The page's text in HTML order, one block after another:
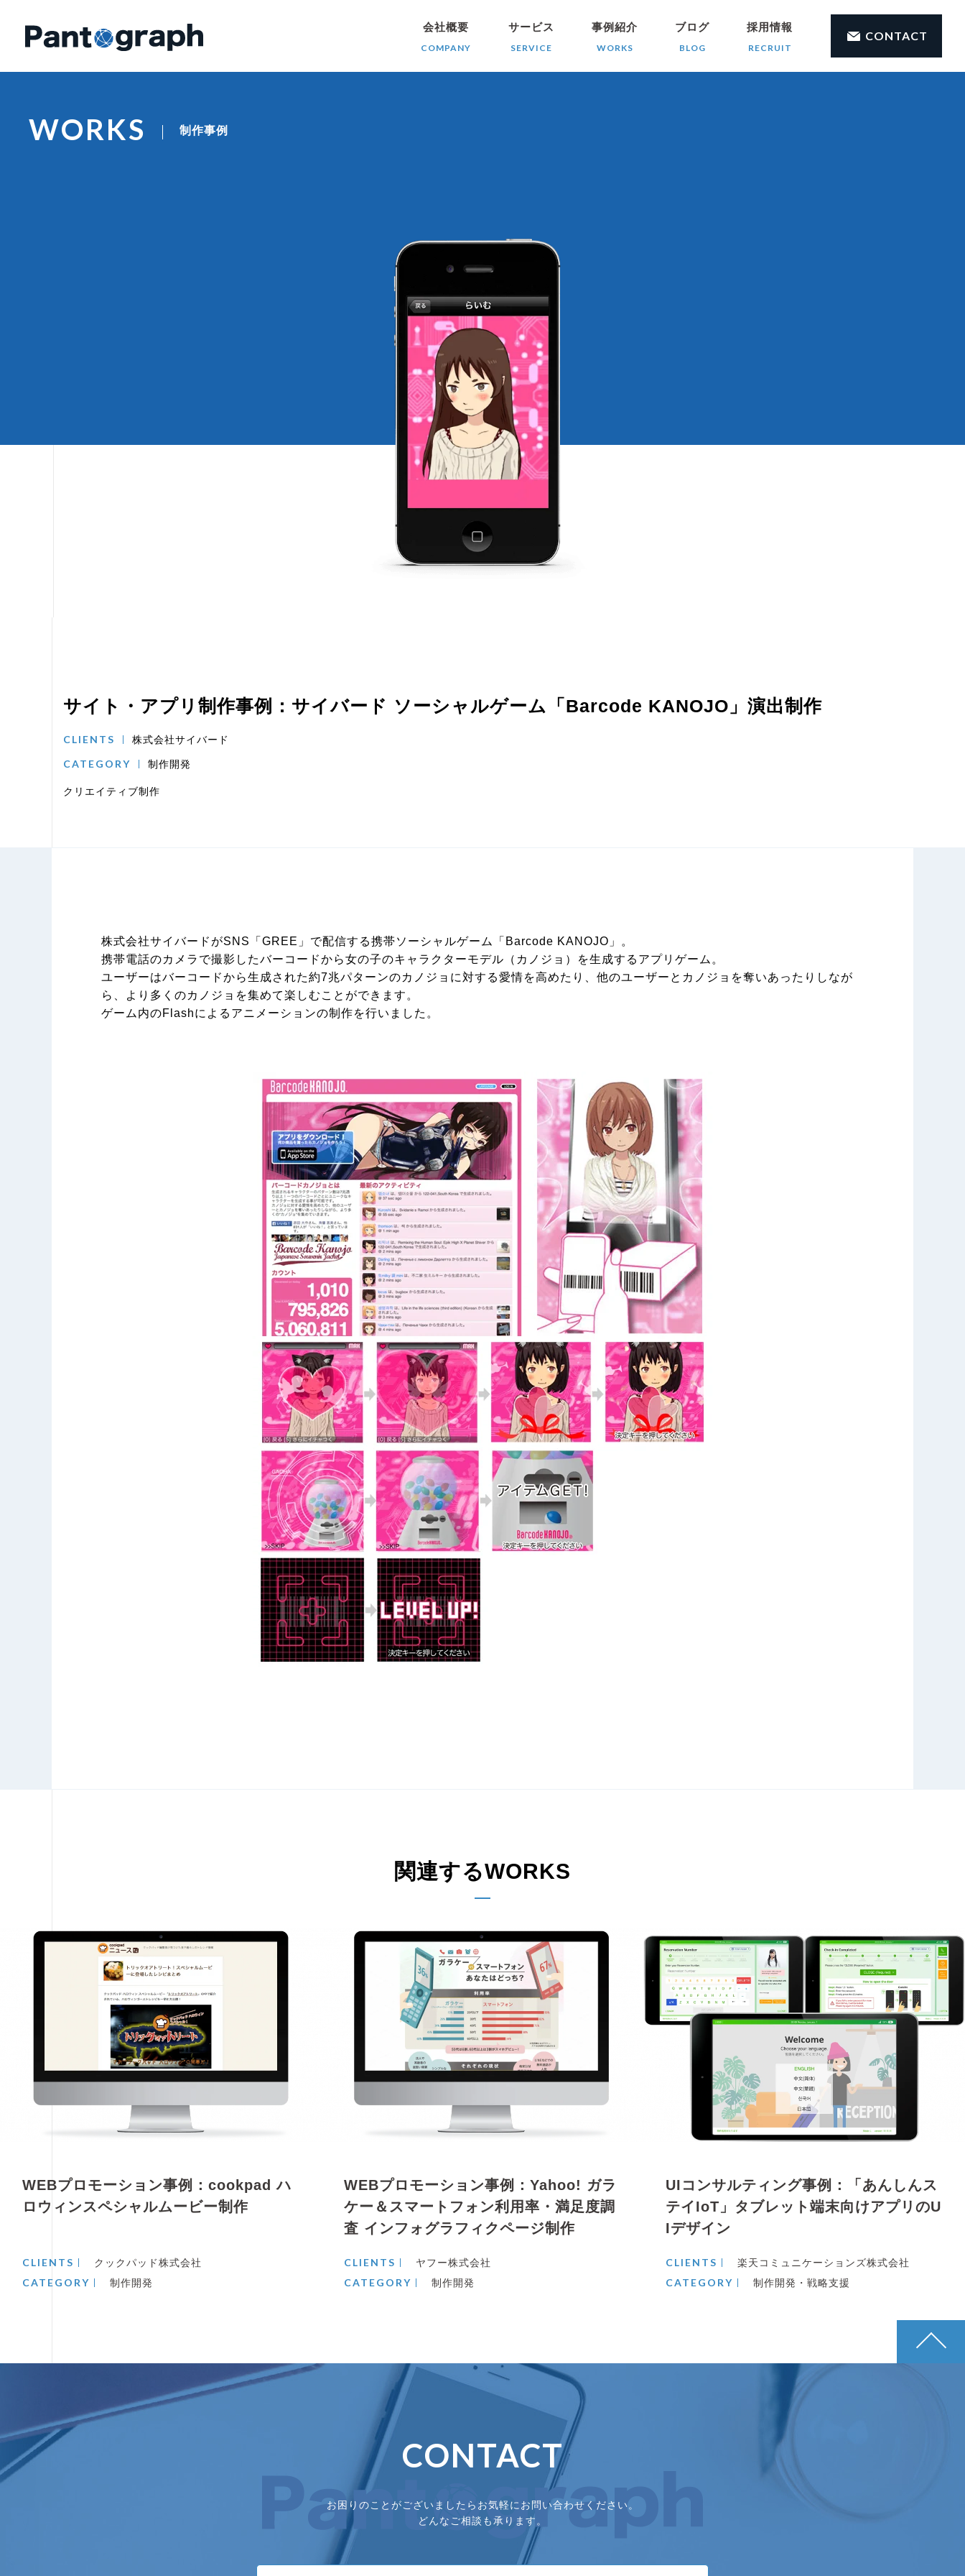
会社概要
COMPANY
サービス
SERVICE
事例紹介
WORKS
ブログ
BLOG
採用情報
RECRUIT
CONTACT
WORKS 制作事例
サイト・アプリ制作事例：サイバード ソーシャルゲーム「Barcode KANOJO」演出制作
CLIENTS 株式会社サイバード
CATEGORY 制作開発
クリエイティブ制作
株式会社サイバードがSNS「GREE」で配信する携帯ソーシャルゲーム「Barcode KANOJO」。
携帯電話のカメラで撮影したバーコードから女の子のキャラクターモデル（カノジョ）を生成するアプリゲーム。
ユーザーはバーコードから生成された約7兆パターンのカノジョに対する愛情を高めたり、他のユーザーとカノジョを奪いあったりしなが
ら、より多くのカノジョを集めて楽しむことができます。
ゲーム内のFlashによるアニメーションの制作を行いました。
関連するWORKS
WEBプロモーション事例：cookpad ハ
ロウィンスペシャルムービー制作
CLIENTS クックパッド株式会社
CATEGORY 制作開発
WEBプロモーション事例：Yahoo! ガラ
ケー＆スマートフォン利用率・満足度調
査 インフォグラフィクページ制作
CLIENTS ヤフー株式会社
CATEGORY 制作開発
UIコンサルティング事例：「あんしんス
テイIoT」タブレット端末向けアプリのU
Iデザイン
CLIENTS 楽天コミュニケーションズ株式会社
CATEGORY 制作開発・戦略支援
CONTACT
お困りのことがございましたら お気軽にお問い合わせください。
どんなご相談も承ります。